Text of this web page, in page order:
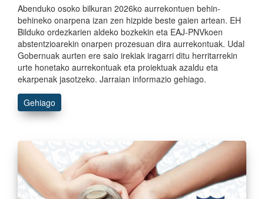
Abenduko osoko bilkuran 2026ko aurrekontuen behin-
behineko onarpena izan zen hizpide beste gaien artean. EH
Bilduko ordezkarien aldeko bozkekin eta EAJ-PNVkoen
abstentzioarekin onarpen prozesuan dira aurrekontuak. Udal
Gobernuak aurten ere saio irekiak iragarri ditu herritarrekin
urte honetako aurrekontuak eta proiektuak azaldu eta
ekarpenak jasotzeko. Jarraian informazio gehiago.
Gehiago